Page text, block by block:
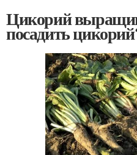
Цикорий
посадить